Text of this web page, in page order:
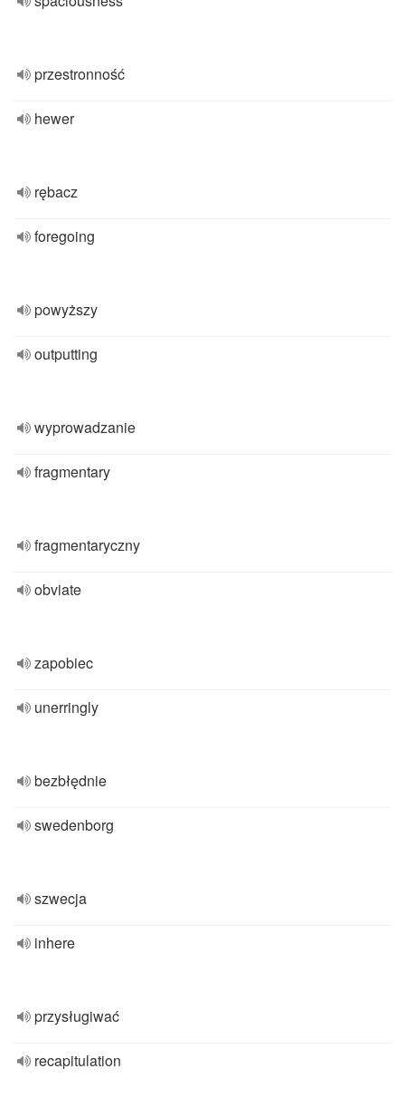
przestronność
hewer
rębacz
foregoing
powyższy
outputting
wyprowadzanie
fragmentary
fragmentaryczny
obviate
zapobiec
unerringly
bezbłędnie
swedenborg
szwecja
inhere
przysługiwać
recapitulation